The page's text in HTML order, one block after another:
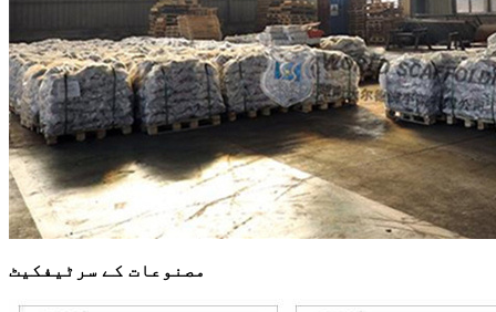
مصنوعات کے سرٹیفکیٹ